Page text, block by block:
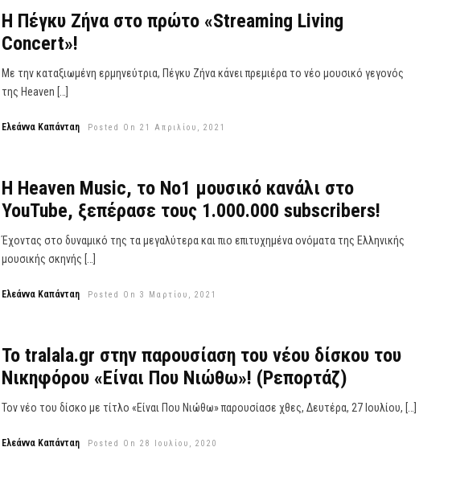
Η Πέγκυ Ζήνα στο πρώτο «Streaming Living
Concert»!
Με την καταξιωμένη ερμηνεύτρια, Πέγκυ Ζήνα κάνει πρεμιέρα το νέο μουσικό γεγονός
της Heaven […]
Ελεάννα Καπάνταη Posted On 21 Απριλίου, 2021
Η Heaven Music, το Νο1 μουσικό κανάλι στο
YouTube, ξεπέρασε τους 1.000.000 subscribers!
Έχοντας στο δυναμικό της τα μεγαλύτερα και πιο επιτυχημένα ονόματα της Ελληνικής
μουσικής σκηνής […]
Ελεάννα Καπάνταη Posted On 3 Μαρτίου, 2021
Το tralala.gr στην παρουσίαση του νέου δίσκου του
Νικηφόρου «Είναι Που Νιώθω»! (Ρεπορτάζ)
Τον νέο του δίσκο με τίτλο «Είναι Που Νιώθω» παρουσίασε χθες, Δευτέρα, 27 Ιουλίου, […]
Ελεάννα Καπάνταη Posted On 28 Ιουλίου, 2020